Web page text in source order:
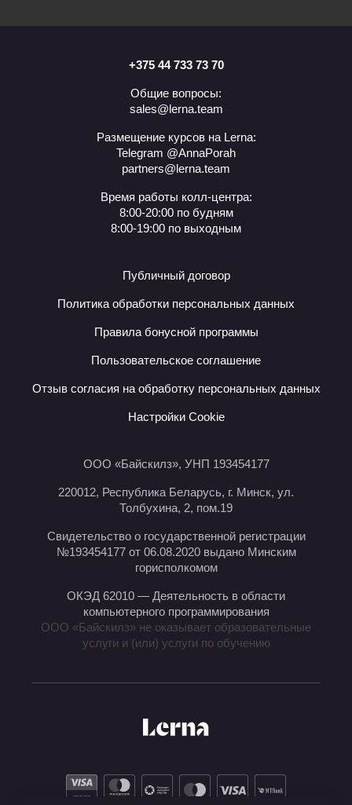
+375 44 733 73 70
Общие вопросы:
sales@lerna.team
Размещение курсов на Lerna:
Telegram @AnnaPorah
partners@lerna.team
Время работы колл-центра:
8:00-20:00 по будням
8:00-19:00 по выходным
Публичный договор
Политика обработки персональных данных
Правила бонусной программы
Пользовательское соглашение
Отзыв согласия на обработку персональных данных
Настройки Cookie
ООО «Байскилз», УНП 193454177
220012, Республика Беларусь, г. Минск, ул.
Толбухина, 2, пом.19
Свидетельство о государственной регистрации
№193454177 от 06.08.2020 выдано Минским
горисполкомом
ОКЭД 62010 — Деятельность в области
компьютерного программирования
ООО «Байскилз» не оказывает образовательные
услуги и (или) услуги по обучению